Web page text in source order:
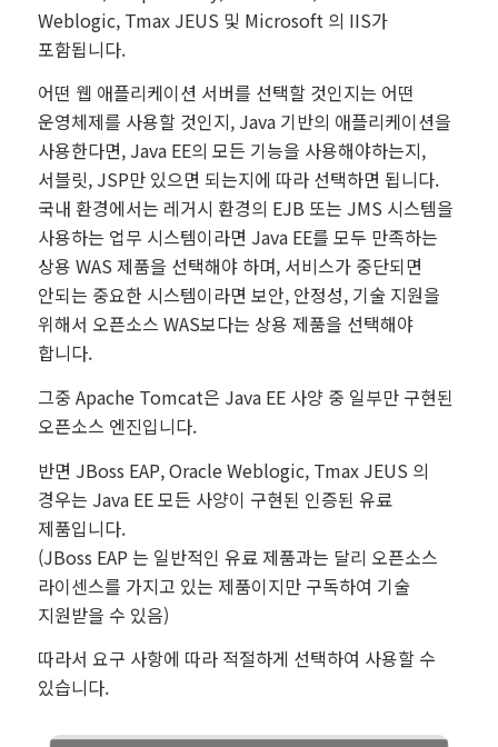
Weblogic, Tmax JEUS 및 Microsoft 의 IIS가
포함됩니다.
어떤 웹 애플리케이션 서버를 선택할 것인지는 어떤
운영체제를 사용할 것인지, Java 기반의 애플리케이션을
사용한다면, Java EE의 모든 기능을 사용해야하는지,
서블릿, JSP만 있으면 되는지에 따라 선택하면 됩니다.
국내 환경에서는 레거시 환경의 EJB 또는 JMS 시스템을
사용하는 업무 시스템이라면 Java EE를 모두 만족하는
상용 WAS 제품을 선택해야 하며, 서비스가 중단되면
안되는 중요한 시스템이라면 보안, 안정성, 기술 지원을
위해서 오픈소스 WAS보다는 상용 제품을 선택해야
합니다.
그중 Apache Tomcat은 Java EE 사양 중 일부만 구현된
오픈소스 엔진입니다.
반면 JBoss EAP, Oracle Weblogic, Tmax JEUS 의
경우는 Java EE 모든 사양이 구현된 인증된 유료
제품입니다.
(JBoss EAP 는 일반적인 유료 제품과는 달리 오픈소스
라이센스를 가지고 있는 제품이지만 구독하여 기술
지원받을 수 있음)
따라서 요구 사항에 따라 적절하게 선택하여 사용할 수
있습니다.